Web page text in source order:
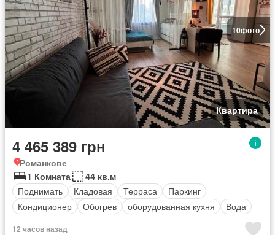
10фото
Квартира
4 465 389 грн
Романкове
1 Комната
44 кв.м
Поднимать
Кладовая Терраса
Паркинг
Кондиционер
Обогрев оборудованная кухня Вода
12 часов назад